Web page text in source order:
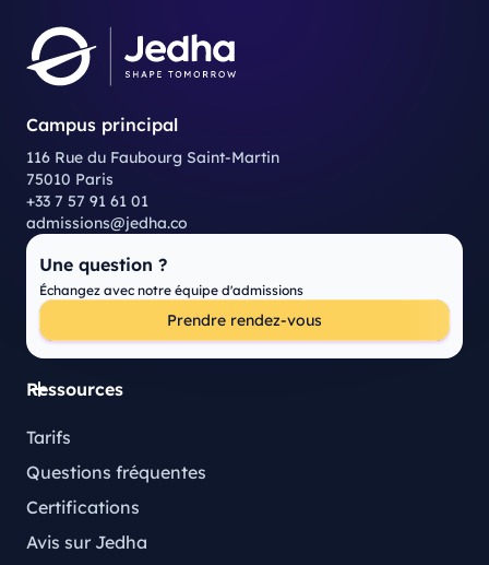
Campus principal
116 Rue du Faubourg Saint-Martin
75010 Paris
+33 7 57 91 61 01
admissions@jedha.co
Une question ?
Échangez avec notre équipe d'admissions
Prendre rendez-vous
Ressources
Tarifs
Questions fréquentes
Certifications
Avis sur Jedha